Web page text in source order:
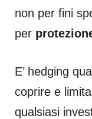
non per fini
per
E’ hedging
coprire e
qualsiasi